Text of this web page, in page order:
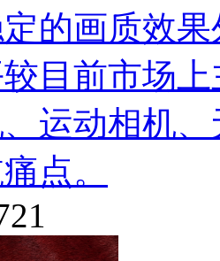
的画质效
目前市场
运动相机
点。